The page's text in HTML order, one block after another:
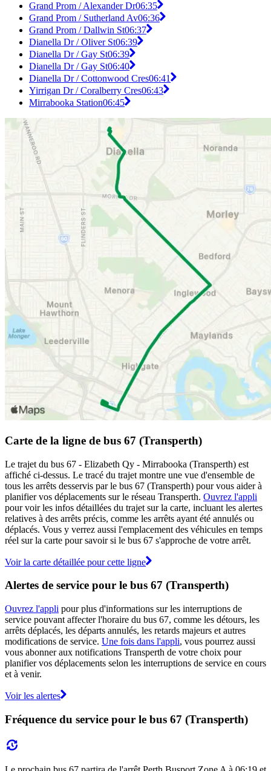
Grand Prom / Alexander Dr06:35
Grand Prom / Sutherland Av06:36
Grand Prom / Dallwin St06:37
Dianella Dr / Oliver St06:39
Dianella Dr / Gay St06:39
Dianella Dr / Gay St06:40
Dianella Dr / Cottonwood Cres06:41
Yirrigan Dr / Coralberry Cres06:43
Mirrabooka Station06:45
Carte de la ligne de bus 67 (Transperth)
Le trajet du bus 67 - Elizabeth Qy - Mirrabooka (Transperth) est
affiché ci-dessus. Le tracé du trajet montre une vue d'ensemble de
tous les arrêts desservis par le bus 67 (Transperth) pour vous aider à
planifier vos déplacements sur le réseau Transperth. Ouvrez l'appli
pour voir les infos détaillées du trajet sur la carte, incluant les alertes
relatives à des arrêts précis, comme les arrêts ayant été annulés ou
déplacés. Vous y verrez aussi l'emplacement des véhicules en temps
réel sur la carte pour savoir si le bus 67 s'approche de votre arrêt.
Voir la carte détaillée pour cette ligne
Alertes de service pour le bus 67 (Transperth)
Ouvrez l'appli pour plus d'informations sur les interruptions de
service pouvant affecter l'horaire du bus 67, comme les détours, les
arrêts déplacés, les départs annulés, les retards majeurs et autres
modifications de service. Une fois dans l'appli, vous pourrez aussi
vous abonner aux notifications Transperth de votre choix pour
planifier vos déplacements selon les interruptions de service en cours
et à venir.
Voir les alertes
Fréquence du service pour le bus 67 (Transperth)